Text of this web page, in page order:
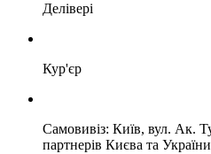
Делівері
Кур'єр
Самовивіз: Київ, вул. Ак.
партнерів Києва та України